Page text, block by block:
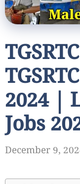
2024 |
Jobs
December 9,